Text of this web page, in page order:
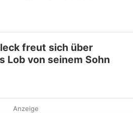
freut sich über
Lob von seinem Sohn
Anzeige